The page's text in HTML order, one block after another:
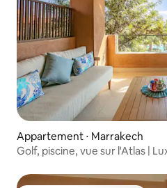
Appartement ⋅ Marrakech
Golf, piscine, vue sur l'Atlas |